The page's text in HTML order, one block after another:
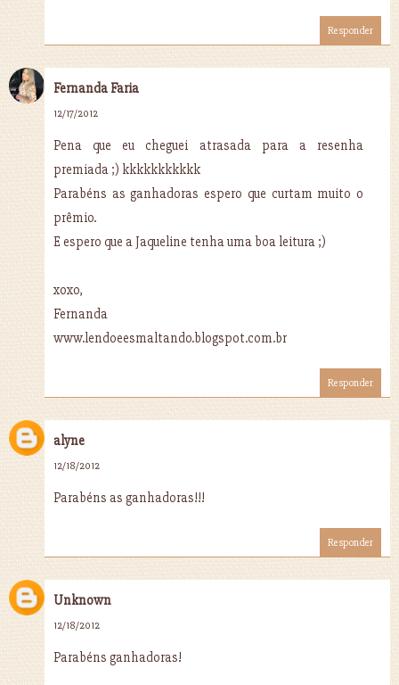
Responder
Fernanda Faria
12/17/2012
Pena que eu cheguei atrasada para a resenha
premiada ;) kkkkkkkkkkk
Parabéns as ganhadoras espero que curtam muito o
prêmio.
E espero que a Jaqueline tenha uma boa leitura ;)
xoxo,
Fernanda
www.lendoeesmaltando.blogspot.com.br
Responder
alyne
12/18/2012
Parabéns as ganhadoras!!!
Responder
Unknown
12/18/2012
Parabéns ganhadoras!